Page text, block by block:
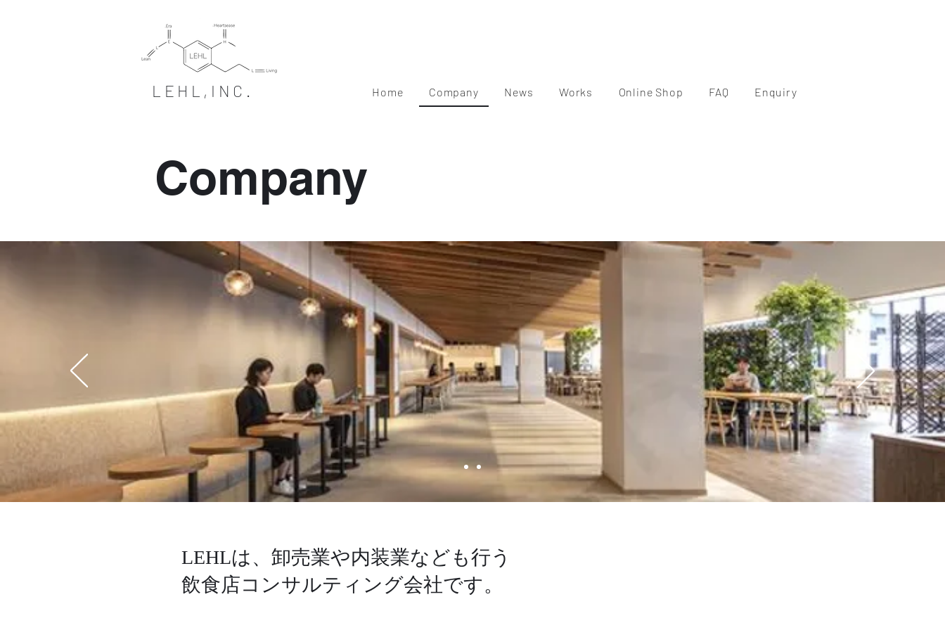
LEHL,INC. Home Company News Works Online Shop FAQ Enquiry
Company
LEHLは、卸売業や内装業なども行う
​飲食店コンサルティング会社です。